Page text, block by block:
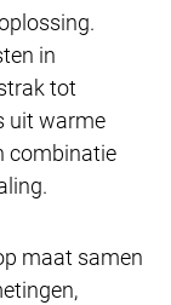
in
tot
uit warme
combinatie
maat samen